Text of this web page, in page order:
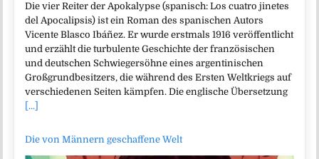
Die vier Reiter der Apokalypse (spanisch: Los cuatro jinetes
del Apocalipsis) ist ein Roman des spanischen Autors
Vicente Blasco Ibáñez. Er wurde erstmals 1916 veröffentlicht
und erzählt die turbulente Geschichte der französischen
und deutschen Schwiegersöhne eines argentinischen
Großgrundbesitzers, die während des Ersten Weltkriegs auf
verschiedenen Seiten kämpfen. Die englische Übersetzung
[...]
Die von Männern geschaffene Welt